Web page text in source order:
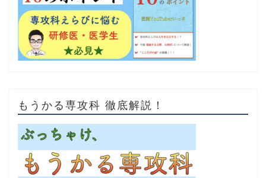
もうかる専攻科 徹底解説！